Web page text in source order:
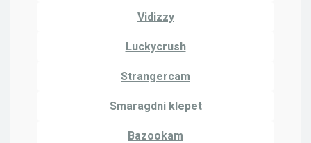
Vidizzy
Luckycrush
Strangercam
Smaragdni klepet
Bazookam